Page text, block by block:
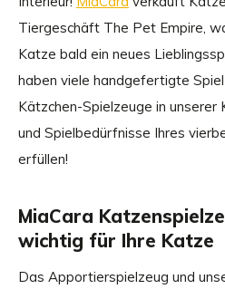
Tiergeschäft The Pet Empire,
Katze bald ein neues
haben viele handgefertigte
Kätzchen-Spielzeuge in unserer
und Spielbedürfnisse Ihres
erfüllen!
MiaCara
wichtig für Ihre Katze
Das Apportierspielzeug und